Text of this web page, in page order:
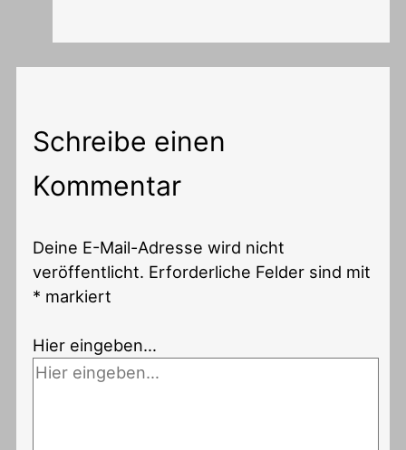
Schreibe einen
Kommentar
Deine E-Mail-Adresse wird nicht
veröffentlicht. Erforderliche Felder sind mit
* markiert
Hier eingeben…